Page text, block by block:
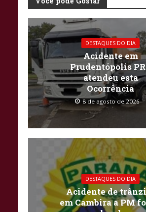
DESTAQUES DO DIA
Acidente em
Prudentópolis
atendeu esta
Ocorrência
8 de agosto de 2026
DESTAQUES DO DIA
Acidente de
em Cambira a PM